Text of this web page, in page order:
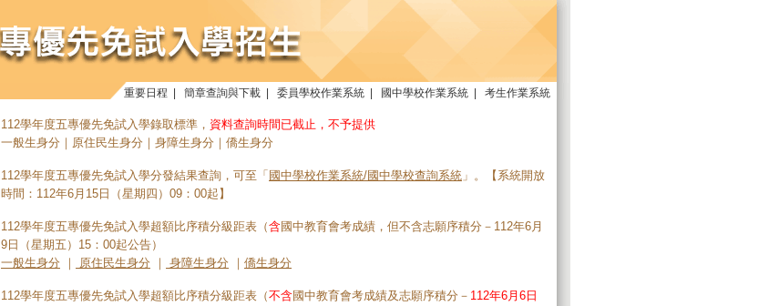
重要日程 簡章查詢與下載 委員學校作業系統 國中學校作業系統 考生作業系統
112學年度五專優先免試入學錄取標準， 資料查詢時間已截止，不予提供
一般生身分｜原住民生身分｜身障生身分｜僑生身分
112學年度五專優先免試入學分發結果查詢，可至「 國中學校作業系統/國中學校查詢系統 」。【系統開放
時間：112年6月15日（星期四）09：00起】
112學年度五專優先免試入學超額比序積分級距表（含國中教育會考成績，但不含志願序積分－112年6月
9日（星期五）15：00起公告）
一般生身分 ｜ 原住民生身分 ｜ 身障生身分 ｜ 僑生身分
112學年度五專優先免試入學超額比序積分級距表（不含國中教育會考成績及志願序積分－ 112年6月6日